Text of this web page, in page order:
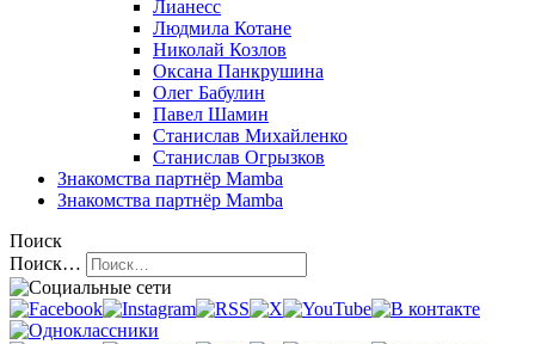
Лианесс
Людмила Котане
Николай Козлов
Оксана Панкрушина
Олег Бабулин
Павел Шамин
Станислав Михайленко
Станислав Огрызков
Знакомства партнёр Mamba
Знакомства партнёр Mamba
Поиск
Поиск…